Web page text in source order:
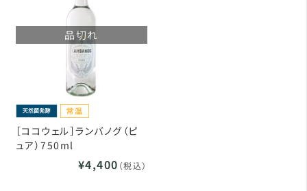
品切れ
［ココウェル］ランバノグ（ピ
ュア）750ml
¥4,400 （税込）